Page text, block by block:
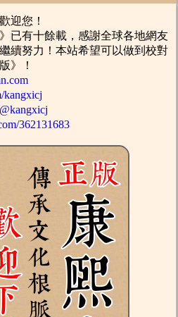
迎您！
有十餘載，感謝全球各地網友
續努力！本站希望可以做到校對
》！
kangxicj
362131683